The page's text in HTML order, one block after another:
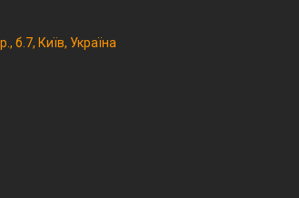
б.7, Київ, Україна